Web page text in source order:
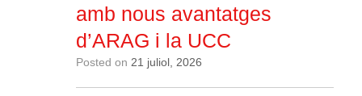
amb nous avantatges
d’ARAG i la UCC
Posted on 21 juliol, 2026